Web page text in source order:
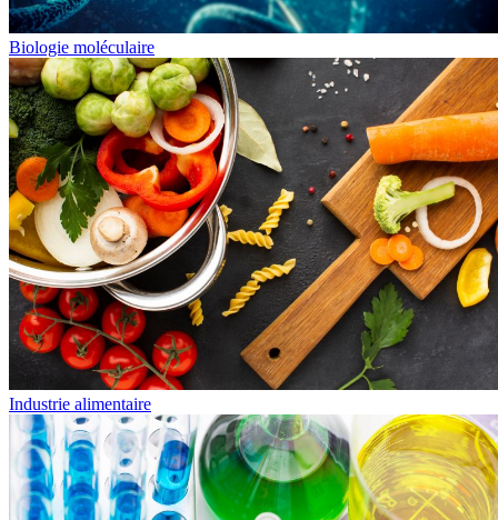
Biologie moléculaire
Industrie alimentaire